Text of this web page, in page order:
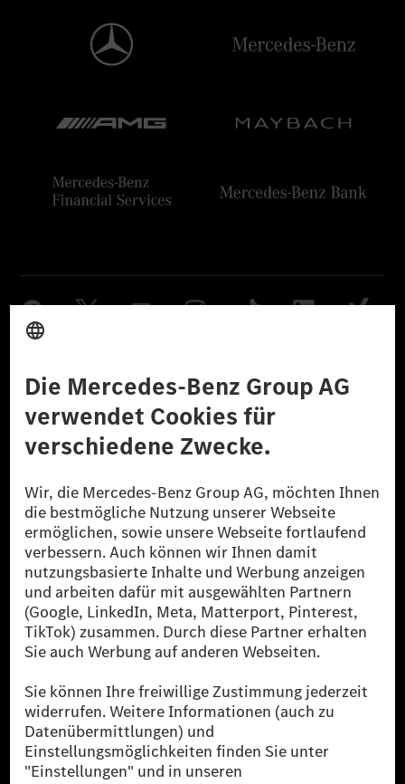
Datenschutz Lizenzhinweise Dritter Barrierefreiheit
© 2026 Mercedes-Benz Group AG. Alle Rechte vorbehalten.
[1] Bilanziell CO₂-neutral bedeutet, dass nicht vermiedene oder nicht
reduzierte CO₂-Emissionen bei der Mercedes-Benz Group durch
zertifizierte Ausgleichsprojekte kompensiert werden.
[2] Renewable Charging ist ein integraler Bestandteil von MB.CHARGE
Public in Europa, den USA, Kanada und China. Sofern an der jeweiligen
Ladestation noch kein Strom aus erneuerbaren Energien vorliegt,
verwendet Renewable Charging Grünstromzertifikate*. Diese stellen
sicher, dass für Ladevorgänge über MB.CHARGE Public eine äquivalente
Strommenge aus erneuerbaren Energien ins Stromnetz eingespeist wird.
als sechs Jahre sind.
* Inkl. EKOenergy Ökolabel
* Die angegebenen Werte wurden nach dem vorgeschriebenen
Messverfahren WLTP (Worldwide harmonised Light vehicles Test
Procedure) ermittelt. Die angegebenen Spannweiten beziehen sich auf
den europäischen Markt. Der Energieverbrauch und der CO₂-Ausstoß